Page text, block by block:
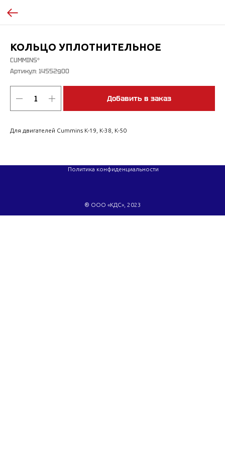
КОЛЬЦО УПЛОТНИТЕЛЬНОЕ
CUMMINS®
Артикул: 14552900
Добавить в заказ
Для двигателей Cummins K-19, K-38, K-50
® ООО «КДС», 2023
Политика конфиденциальности